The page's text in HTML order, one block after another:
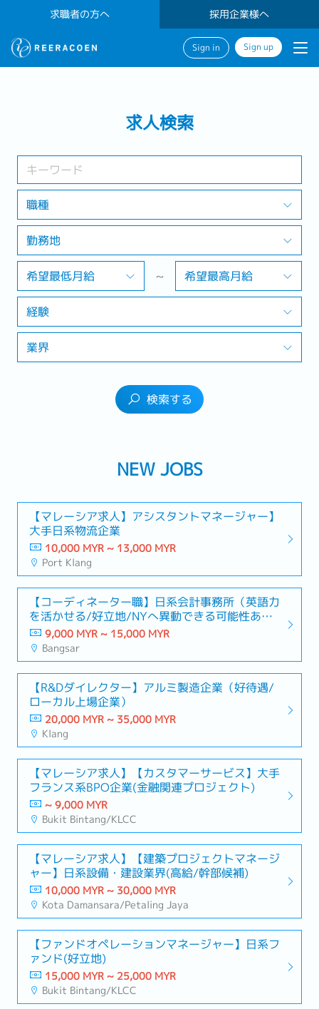
求職者の方へ 採用企業様へ
Sign in Sign up
勤務地
求人検索
職種
勤務地
希望最低月給 ~ 希望最高月給
経験
業界
検索する
NEW JOBS
【マレーシア求人】アシスタントマネージャー】
大手日系物流企業
10,000 MYR ~ 13,000 MYR
Port Klang
【コーディネーター職】日系会計事務所（英語力
を活かせる/好立地/NYへ異動できる可能性あ
り）9,000 MYR ~ 15,000 MYR
Bangsar
【R&Dダイレクター】アルミ製造企業（好待遇/
ローカル上場企業）
20,000 MYR ~ 35,000 MYR
Klang
【マレーシア求人】【カスタマーサービス】大手
フランス系BPO企業(金融関連プロジェクト)
~ 9,000 MYR
Bukit Bintang/KLCC
【マレーシア求人】【建築プロジェクトマネージ
ャー】日系設備・建設業界(高給/幹部候補)
10,000 MYR ~ 30,000 MYR
Kota Damansara/Petaling Jaya
【ファンドオペレーションマネージャー】日系フ
ァンド(好立地)
15,000 MYR ~ 25,000 MYR
Bukit Bintang/KLCC